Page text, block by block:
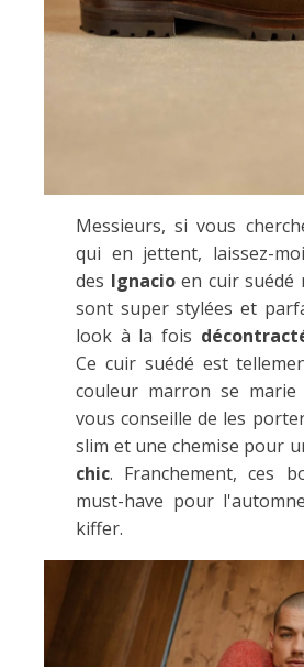
Messieurs, si vous
qui en jettent, laissez-
des Ignacioen cuir suédé
sont super stylées et
look à la fois
Ce cuir suédé est
couleur marron se marie
vous conseille de les
slim et une chemise pour
chic. Franchement, ces
must-have pour
kiffer.